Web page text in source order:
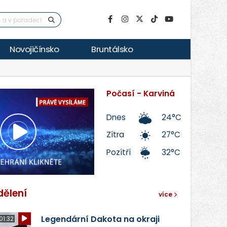
Novojičínsko Bruntálsko
Přehrát
video
Počasí - Karviná
Dnes
24°C
Zítra
27°C
Pozítří
32°C
více
Legendární Dakota na okraji